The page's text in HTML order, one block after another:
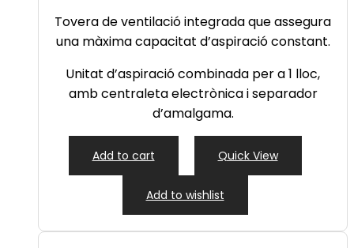
Tovera de ventilació integrada que assegura
una màxima capacitat d’aspiració constant.
Unitat d’aspiració combinada per a 1 lloc,
amb centraleta electrònica i separador
d’amalgama.
Add to cart Quick View
Add to wishlist